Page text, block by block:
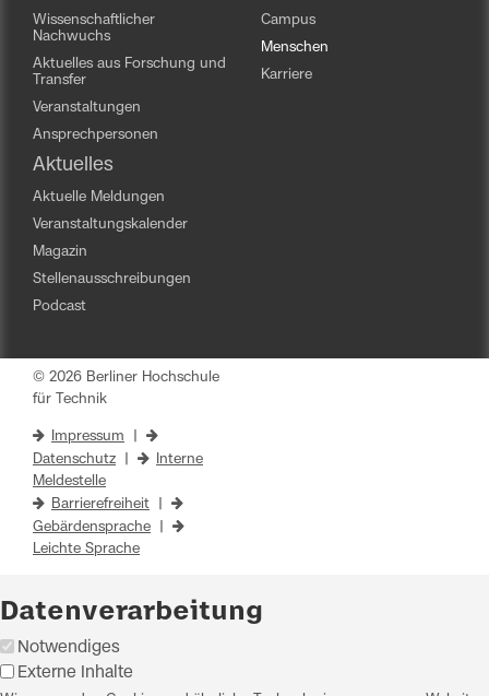
Wissenschaftlicher
Nachwuchs
Aktuelles aus Forschung und
Transfer
Veranstaltungen
Ansprechpersonen
Campus
Menschen
Karriere
Aktuelles
Aktuelle Meldungen
Veranstaltungskalender
Magazin
Stellenausschreibungen
Podcast
© 2026 Berliner Hochschule
für Technik
Impressum
Datenschutz
Interne
Meldestelle
Barrierefreiheit
Gebärdensprache
Leichte Sprache
Datenverarbeitung
Notwendiges
Externe Inhalte